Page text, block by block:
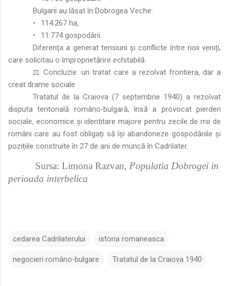
Bulgarii au lăsat în Dobrogea Veche:
•
114.267 ha,
•
11.774 gospodării.
Diferența a generat tensiuni și conflicte între noii veniți,
care solicitau o împroprietărire echitabilă.
⚖️ Concluzie: un tratat care a rezolvat frontiera, dar a
creat drame sociale
Tratatul de la Craiova (7 septembrie 1940) a rezolvat
disputa teritorială româno‑bulgară, însă a provocat pierderi
sociale, economice și identitare majore pentru zecile de mii de
români care au fost obligați să își abandoneze gospodăriile și
pozițiile construite în 27 de ani de muncă în Cadrilater.
Sursa: Limona Razvan, Populatia Dobrogei in
perioada interbelica
cedarea Cadrilaterului istoria romaneasca
negocieri româno‑bulgare Tratatul de la Craiova 1940